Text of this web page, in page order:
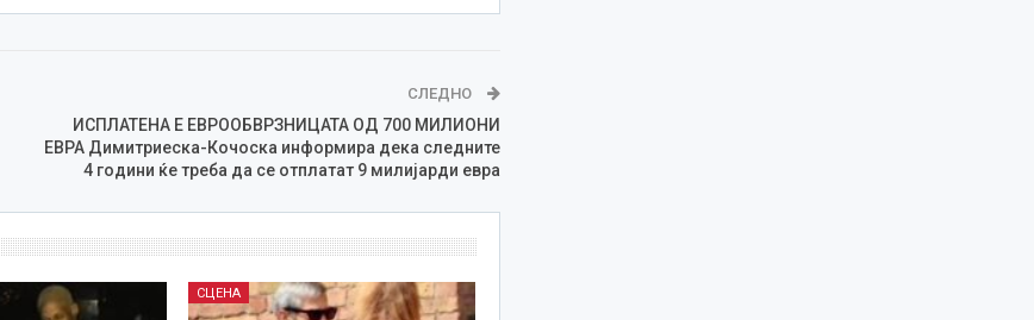
СЛЕДНО
ИСПЛАТЕНА Е ЕВРООБВРЗНИЦАТА ОД 700 МИЛИОНИ
ЕВРА Димитриеска-Кочоска информира дека следните
4 години ќе треба да се отплатат 9 милијарди евра
СЦЕНА